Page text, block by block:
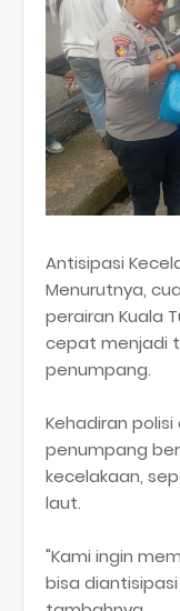
​Antisipasi
​Menurutnya,
perairan Kuala
cepat menjadi
penumpang.
Kehadiran
penumpang
kecelakaan,
laut.
​"Kami ingin
bisa